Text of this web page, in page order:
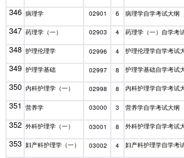
346 病理学 02901 6 病理学自学考试大纲
347 药理学（一） 02903 4 药理学（一）自学考
348 护理伦理学 02996 4 护理伦理学自学考试
349 护理学基础 02997 8 护理学基础自学考试
350 内科护理学（一） 02998 8 内科护理学自学考试
351 营养学 03000 3 营养学自学考试大纲
352 外科护理学（一） 03001 8 外科护理学自学考试
353 妇产科护理学（一） 03002 4 妇产科护理学自学考